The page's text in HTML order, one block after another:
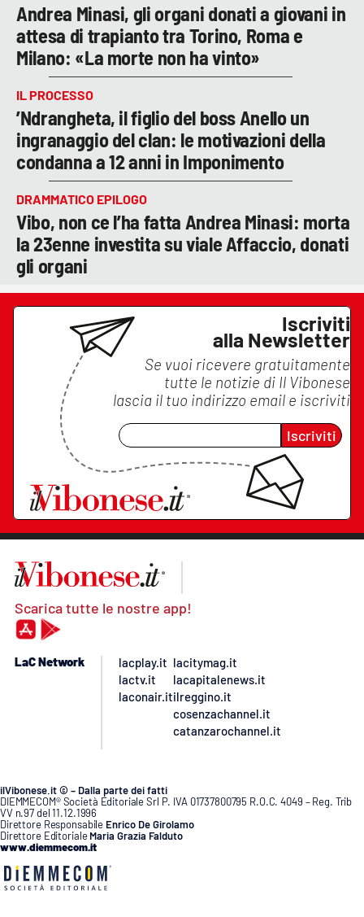
Andrea Minasi, gli organi donati a giovani in
attesa di trapianto tra Torino, Roma e
Milano: «La morte non ha vinto»
IL PROCESSO
’Ndrangheta, il figlio del boss Anello un
ingranaggio del clan: le motivazioni della
condanna a 12 anni in Imponimento
DRAMMATICO EPILOGO
Vibo, non ce l’ha fatta Andrea Minasi: morta
la 23enne investita su viale Affaccio, donati
gli organi
Iscriviti
alla Newsletter
Se vuoi ricevere gratuitamente
tutte le notizie di Il Vibonese
lascia il tuo indirizzo email e iscriviti
Iscriviti
Scarica tutte le nostre app!
LaC Network
lacplay.it
lactv.it
laconair.it
lacitymag.it
lacapitalenews.it
ilreggino.it
cosenzachannel.it
catanzarochannel.it
ilVibonese.it © – Dalla parte dei fatti
DIEMMECOM® Società Editoriale Srl P. IVA 01737800795 R.O.C. 4049 – Reg. Trib
VV n.97 del 11.12.1996
Direttore Responsabile Enrico De Girolamo
Direttore Editoriale Maria Grazia Falduto
www.diemmecom.it